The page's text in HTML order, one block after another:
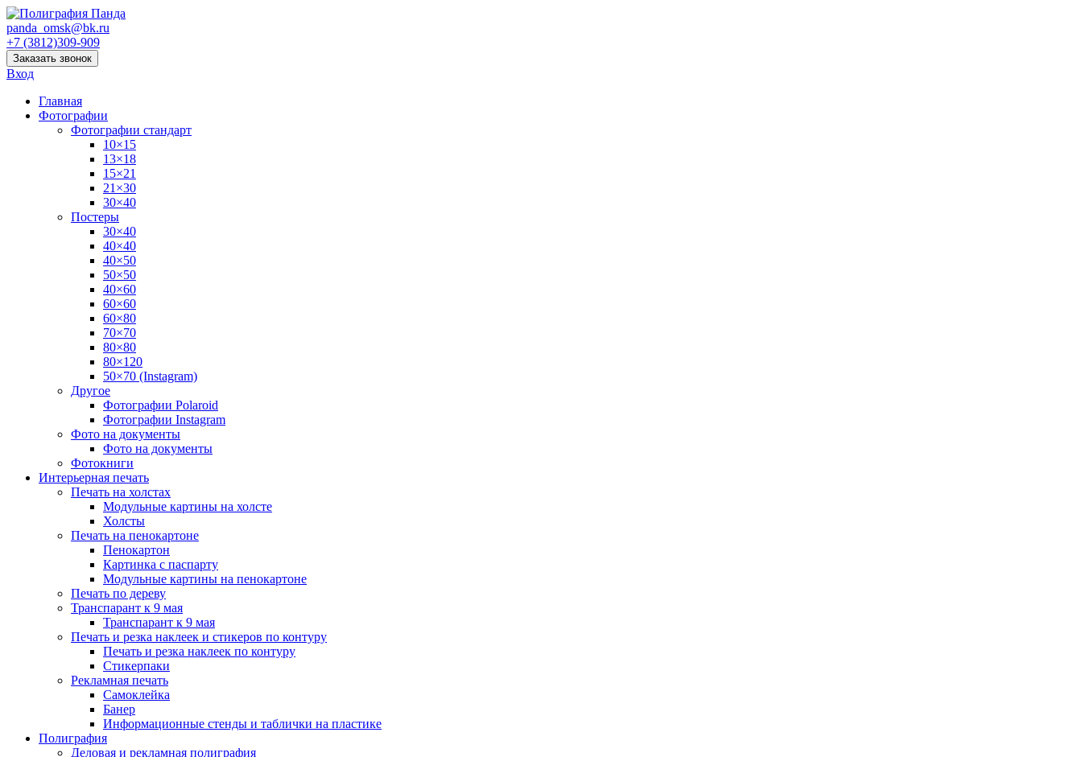
panda_omsk@bk.ru
+7 (3812)309-909
Заказать звонок
Вход
Главная
Фотографии
Фотографии стандарт
10×15
13×18
15×21
21×30
30×40
Постеры
30×40
40×40
40×50
50×50
40×60
60×60
60×80
70×70
80×80
80×120
50×70 (Instagram)
Другое
Фотографии Polaroid
Фотографии Instagram
Фото на документы
Фото на документы
Фотокниги
Интерьерная печать
Печать на холстах
Модульные картины на холсте
Холсты
Печать на пенокартоне
Пенокартон
Картинка с паспарту
Модульные картины на пенокартоне
Печать по дереву
Транспарант к 9 мая
Транспарант к 9 мая
Печать и резка наклеек и стикеров по контуру
Печать и резка наклеек по контуру
Стикерпаки
Рекламная печать
Самоклейка
Банер
Информационные стенды и таблички на пластике
Полиграфия
Деловая и рекламная полиграфия